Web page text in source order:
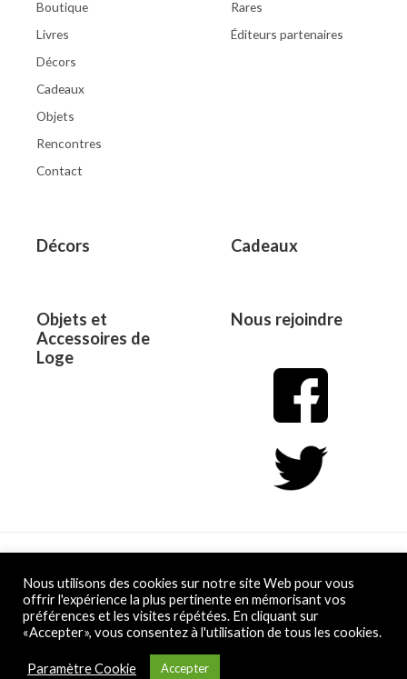
Boutique
Livres
Décors
Cadeaux
Objets
Rencontres
Contact
Rares
Éditeurs partenaires
Décors Cadeaux
Objets et
Accessoires de
Loge
Nous rejoindre
Copyright © 2026 L&D
Powered by L&D
Conditions Générales de Vente
Nous utilisons des cookies sur notre site Web pour vous
offrir l'expérience la plus pertinente en mémorisant vos
préférences et les visites répétées. En cliquant sur
«Accepter», vous consentez à l'utilisation de tous les cookies.
Paramètre Cookie Accepter